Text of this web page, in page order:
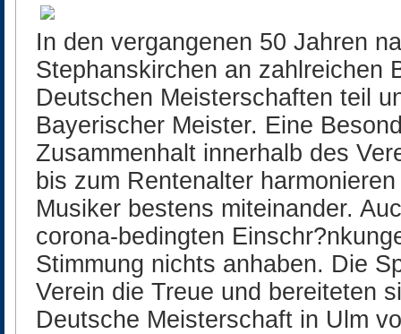
In den vergangenen 50 Jahren
Stephanskirchen an zahlreichen
Deutschen Meisterschaften teil
Bayerischer Meister. Eine
Zusammenhalt innerhalb des
bis zum Rentenalter
Musiker bestens miteinander.
corona-bedingten
Stimmung nichts anhaben. Die
Verein die Treue und bereiteten
Deutsche Meisterschaft in Ulm